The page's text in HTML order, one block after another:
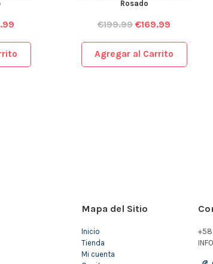
Rosado
€199.99 €169.99
Agregar al Carrito
Mapa del Sitio
Inicio
Tienda
Mi cuenta